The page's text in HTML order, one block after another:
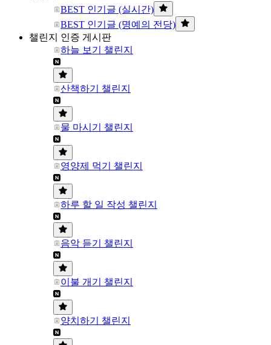
BEST 인기글 (실시간)
BEST 인기글 (명예의 전당)
챌린지 인증 게시판
하늘 보기 챌린지
산책하기 챌린지
물 마시기 챌린지
영양제 먹기 챌린지
하루 할 일 작성 챌린지
음악 듣기 챌린지
이불 개기 챌린지
양치하기 챌린지